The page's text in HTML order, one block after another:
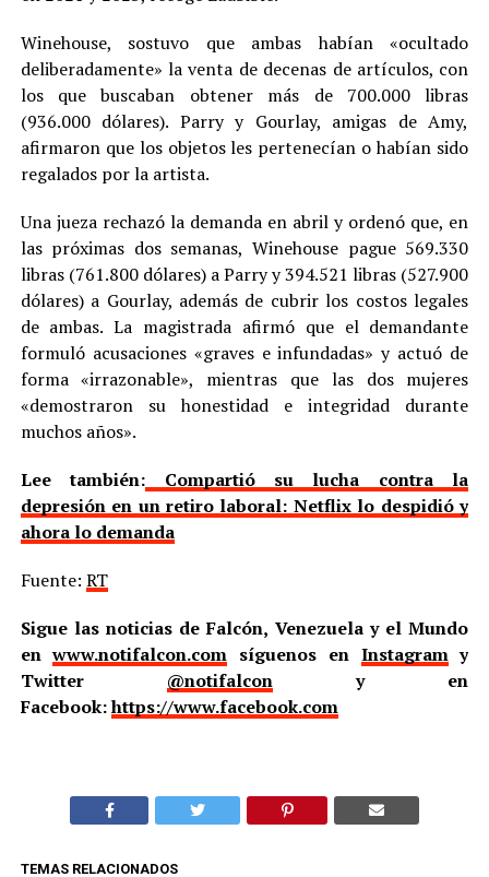
Winehouse, sostuvo que ambas habían «ocultado
deliberadamente» la venta de decenas de artículos, con
los que buscaban obtener más de 700.000 libras
(936.000 dólares). Parry y Gourlay, amigas de Amy,
afirmaron que los objetos les pertenecían o habían sido
regalados por la artista.
Una jueza rechazó la demanda en abril y ordenó que, en
las próximas dos semanas, Winehouse pague 569.330
libras (761.800 dólares) a Parry y 394.521 libras (527.900
dólares) a Gourlay, además de cubrir los costos legales
de ambas. La magistrada afirmó que el demandante
formuló acusaciones «graves e infundadas» y actuó de
forma «irrazonable», mientras que las dos mujeres
«demostraron su honestidad e integridad durante
muchos años».
Lee también: Compartió su lucha contra la
depresión en un retiro laboral: Netflix lo despidió y
ahora lo demanda
Fuente: RT
Sigue las noticias de Falcón, Venezuela y el Mundo
enwww.notifalcon.com síguenos en Instagramy
Twitter @notifalcony en
Facebook:https://www.facebook.com
TEMAS RELACIONADOS